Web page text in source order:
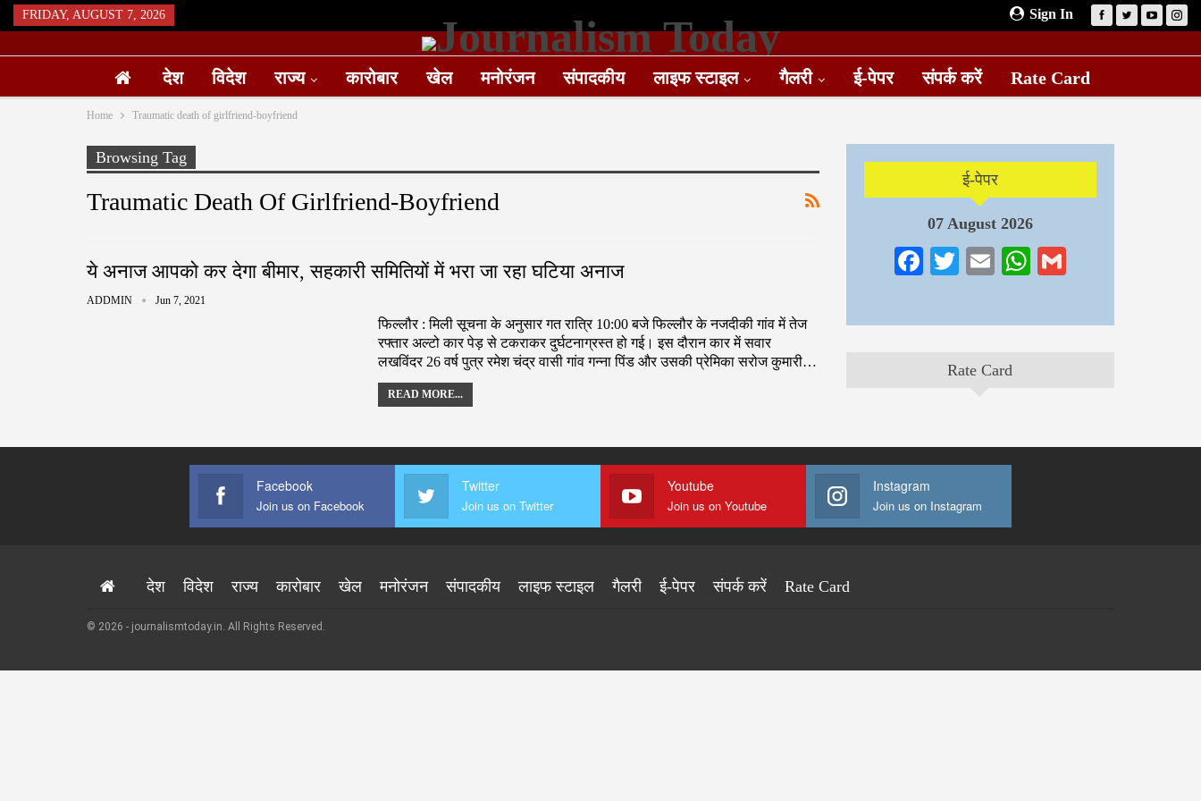
Sign In
FRIDAY, AUGUST 7, 2026
देश विदेश राज्य कारोबार खेल मनोरंजन संपादकीय लाइफ स्टाइल गैलरी ई-पेपर संपर्क करें Rate Card
Home Traumatic death of girlfriend-boyfriend
Browsing Tag
Traumatic Death Of Girlfriend-Boyfriend
ये अनाज आपको कर देगा बीमार, सहकारी समितियों में भरा जा रहा घटिया अनाज
ADDMIN Jun 7, 2021
फिल्लौर : मिली सूचना के अनुसार गत रात्रि 10:00 बजे फिल्लौर के नजदीकी गांव में तेज
रफ्तार अल्टो कार पेड़ से टकराकर दुर्घटनाग्रस्त हो गई। इस दौरान कार में सवार
लखविंदर 26 वर्ष पुत्र रमेश चंद्र वासी गांव गन्ना पिंड और उसकी प्रेमिका सरोज कुमारी…
READ MORE...
ई-पेपर
07 August 2026
Facebook
TwitterEmailWhatsApp
Rate Card
Facebook
Join us on Facebook
Twitter
Join us on Twitter
Youtube
Join us on Youtube
Instagram
Join us on Instagram
देश विदेश राज्य कारोबार खेल मनोरंजन संपादकीय लाइफ स्टाइल गैलरी ई-पेपर संपर्क करें Rate Card
© 2026 - journalismtoday.in. All Rights Reserved.